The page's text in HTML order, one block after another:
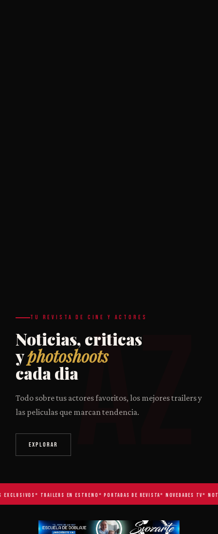
AZ
TU REVISTA DE CINE Y ACTORES
Noticias, criticas
yphotoshoots
cada dia
Todo sobre tus actores favoritos, los mejores trailers y
las peliculas que marcan tendencia.
EXPLORAR
* TRAILERS EN ESTRENO* PORTADAS DE REVISTA* NOVEDADES TV*